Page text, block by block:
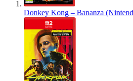
Donkey Kong – Bananza